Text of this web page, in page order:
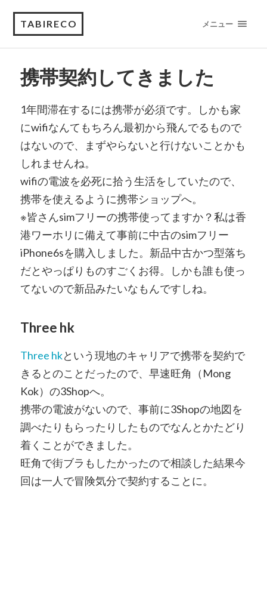
TABIRECO メニュー
携帯契約してきました
1年間滞在するには携帯が必須です。しかも家
にwifiなんてもちろん最初から飛んでるもので
はないので、まずやらないと行けないことかも
しれませんね。
wifiの電波を必死に拾う生活をしていたので、
携帯を使えるように携帯ショップへ。
※皆さんsimフリーの携帯使ってますか？私は香
港ワーホリに備えて事前に中古のsimフリー
iPhone6sを購入しました。新品中古かつ型落ち
だとやっぱりものすごくお得。しかも誰も使っ
てないので新品みたいなもんですしね。
Three hk
Three hkという現地のキャリアで携帯を契約で
きるとのことだったので、早速旺角（Mong
Kok）の3Shopへ。
携帯の電波がないので、事前に3Shopの地図を
調べたりもらったりしたものでなんとかたどり
着くことができました。
旺角で街ブラもしたかったので相談した結果今
回は一人で冒険気分で契約することに。